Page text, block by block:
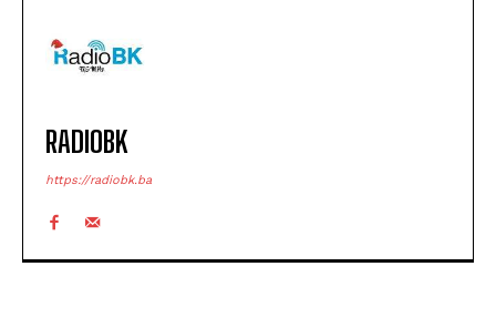
RADIOBK
https://radiobk.ba